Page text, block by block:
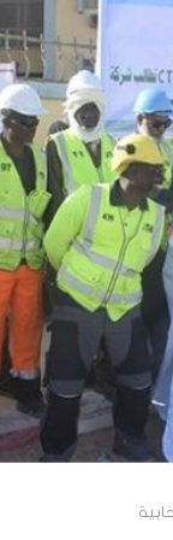
…/ بين
المغاضبين